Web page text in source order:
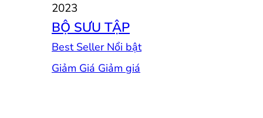
BỘ SƯU TẬP
Best Seller
Giảm Giá